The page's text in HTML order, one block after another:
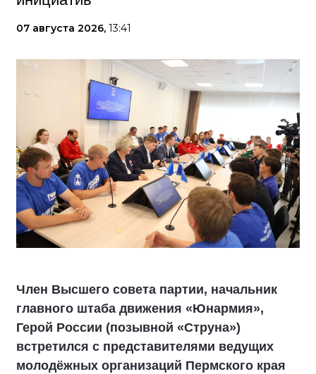
07 августа 2026, 13:41
Член Высшего совета партии, начальник
главного штаба движения «Юнармия»,
Герой России (позывной «Струна»)
встретился с представителями ведущих
молодёжных организаций Пермского края